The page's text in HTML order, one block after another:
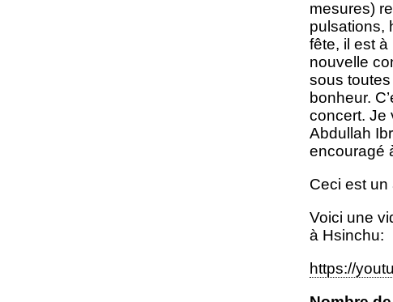
mesures)
pulsations,
fête, il est
nouvelle
sous
bonheur.
concert. Je
Abdullah
encouragé
Ceci est un
Voici une
à Hsinchu:
https://